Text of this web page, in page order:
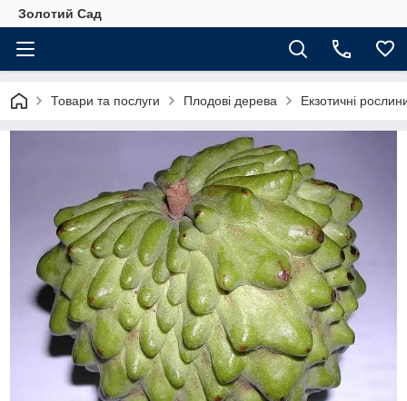
Золотий Сад
Товари та послуги Плодові дерева Екзотичні